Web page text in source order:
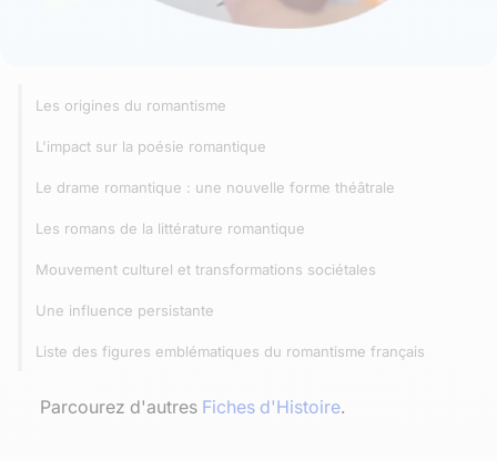
Les origines du romantisme
L'impact sur la poésie romantique
Le drame romantique : une nouvelle forme théâtrale
Les romans de la littérature romantique
Mouvement culturel et transformations sociétales
Une influence persistante
Liste des figures emblématiques du romantisme français
Parcourez d'autres Fiches d'Histoire.